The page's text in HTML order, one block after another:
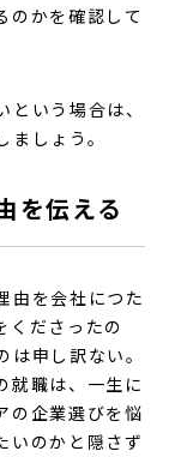
のかを確認して
いう場合は、
しょう。
を伝える
由を会社につた
くださったの
申し訳ない。
就職は、一生に
の企業選びを悩
いのかと隠さず